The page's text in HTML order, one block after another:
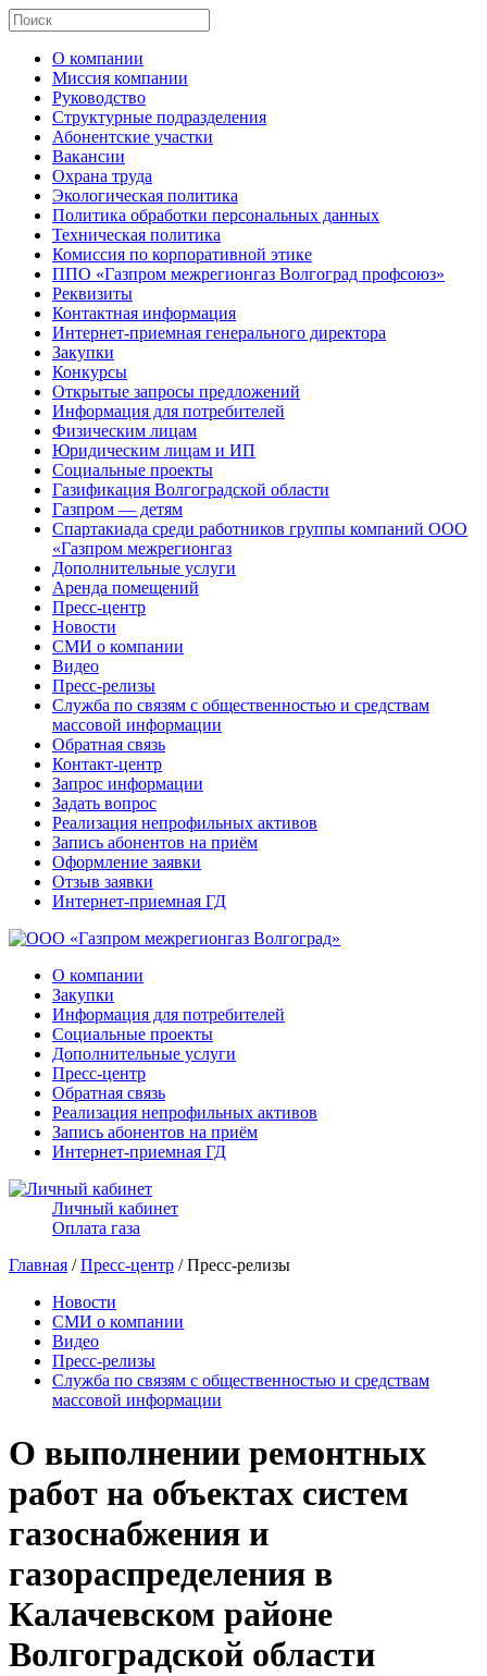
О компании
Миссия компании
Руководство
Структурные подразделения
Абонентские участки
Вакансии
Охрана труда
Экологическая политика
Политика обработки персональных данных
Техническая политика
Комиссия по корпоративной этике
ППО «Газпром межрегионгаз Волгоград профсоюз»
Реквизиты
Контактная информация
Интернет-приемная генерального директора
Закупки
Конкурсы
Открытые запросы предложений
Информация для потребителей
Физическим лицам
Юридическим лицам и ИП
Социальные проекты
Газификация Волгоградской области
Газпром — детям
Спартакиада среди работников группы компаний ООО
«Газпром межрегионгаз
Дополнительные услуги
Аренда помещений
Пресс-центр
Новости
СМИ о компании
Видео
Пресс-релизы
Служба по связям с общественностью и средствам
массовой информации
Обратная связь
Контакт-центр
Запрос информации
Задать вопрос
Реализация непрофильных активов
Запись абонентов на приём
Оформление заявки
Отзыв заявки
Интернет-приемная ГД
О компании
Закупки
Информация для потребителей
Социальные проекты
Дополнительные услуги
Пресс-центр
Обратная связь
Реализация непрофильных активов
Запись абонентов на приём
Интернет-приемная ГД
Личный кабинет
Оплата газа
Главная /Пресс-центр / Пресс-релизы
Новости
СМИ о компании
Видео
Пресс-релизы
Служба по связям с общественностью и средствам
массовой информации
О выполнении ремонтных
работ на объектах систем
газоснабжения и
газораспределения в
Калачевском районе
Волгоградской области